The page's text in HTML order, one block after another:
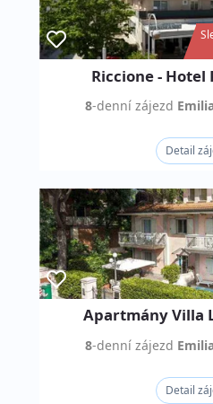
Riccione -
8-denní zájezd
Detail
Apartmány Villa
8-denní zájezd
Detail